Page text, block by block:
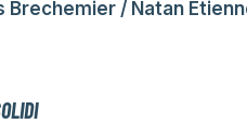
Brechemier / Natan